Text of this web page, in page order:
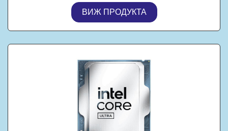
ВИЖ ПРОДУКТА